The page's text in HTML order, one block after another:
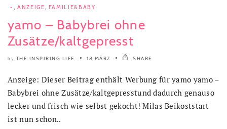
- ANZEIGE FAMILIE&BABY
yamo – Babybrei ohne
Zusätze/kaltgepresst
by THE INSPIRING LIFE 18 MÄRZ SHARE
Anzeige: Dieser Beitrag enthält Werbung für yamo yamo –
Babybrei ohne Zusätze/kaltgepresstund dadurch genauso
lecker und frisch wie selbst gekocht! Milas Beikoststart
ist nun schon..